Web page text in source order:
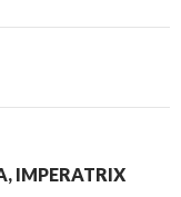
IMPERATRIX